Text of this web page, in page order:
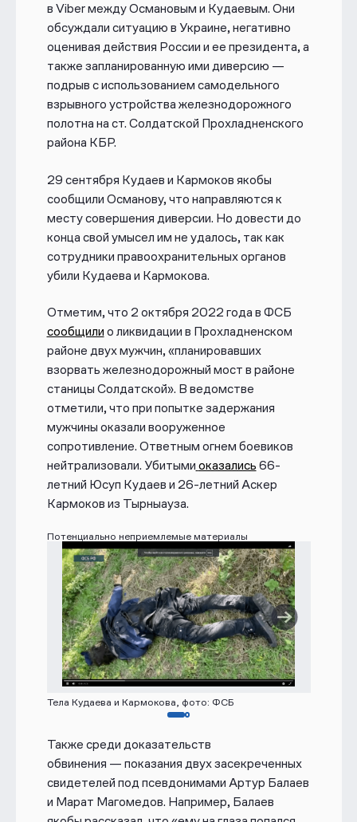
в Viber между Османовым и Кудаевым. Они
обсуждали ситуацию в Украине, негативно
оценивая действия России и ее президента, а
также запланированную ими диверсию —
подрыв с использованием самодельного
взрывного устройства железнодорожного
полотна на ст. Солдатской Прохладненского
района КБР.
29 сентября Кудаев и Кармоков якобы
сообщили Османову, что направляются к
месту совершения диверсии. Но довести до
конца свой умысел им не удалось, так как
сотрудники правоохранительных органов
убили Кудаева и Кармокова.
Отметим, что 2 октября 2022 года в ФСБ
сообщили о ликвидации в Прохладненском
районе двух мужчин, «планировавших
взорвать железнодорожный мост в районе
станицы Солдатской». В ведомстве
отметили, что при попытке задержания
мужчины оказали вооруженное
сопротивление. Ответным огнем боевиков
нейтрализовали. Убитыми оказались 66-
летний Юсуп Кудаев и 26-летний Аскер
Кармоков из Тырныауза.
Потенциально неприемлемые материалы
Тела Кудаева и Кармокова, фото: ФСБ
Также среди доказательств
обвинения — показания двух засекреченных
свидетелей под псевдонимами Артур Балаев
и Марат Магомедов. Например, Балаев